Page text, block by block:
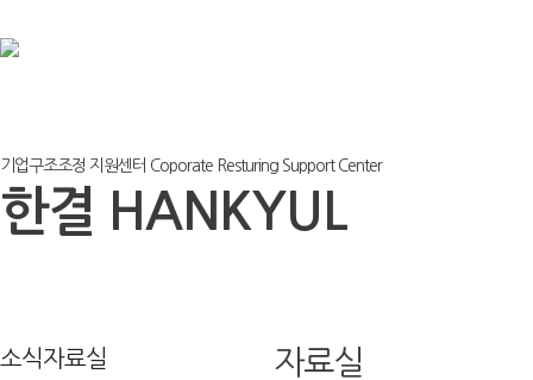
기업구조조정 지원센터 Coporate Resturing Support Center
한결 HANKYUL
소식자료실 자료실